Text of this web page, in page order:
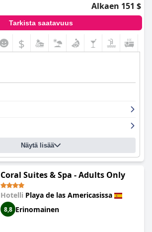
Alkaen 151 $
Tarkista saatavuus
$
Näytä lisää
Coral Suites & Spa - Adults Only
Hotelli Playa de las Americasissa
8,8 Erinomainen